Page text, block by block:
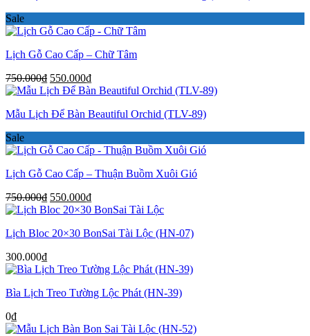
Sale
Lịch Gỗ Cao Cấp – Chữ Tâm
750.000₫ Giá
gốc
750.000₫.
550.000₫Giá
hiện
là:
Mẫu Lịch Để Bàn Beautiful Orchid (TLV-89)
Sale
Lịch Gỗ Cao Cấp – Thuận Buồm Xuôi Gió
750.000₫ Giá
gốc
750.000₫.
550.000₫Giá
hiện
là:
Lịch Bloc 20×30 BonSai Tài Lộc (HN-07)
300.000₫
Bìa Lịch Treo Tường Lộc Phát (HN-39)
0₫